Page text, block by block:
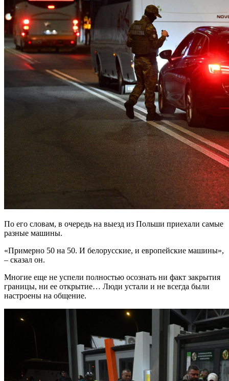
По его словам, в очередь на выезд из Польши приехали самые
разные машины.
«Примерно 50 на 50. И белорусские, и европейские машины»,
– сказал он.
Многие еще не успели полностью осознать ни факт закрытия
границы, ни ее открытие… Люди устали и не всегда были
настроены на общение.